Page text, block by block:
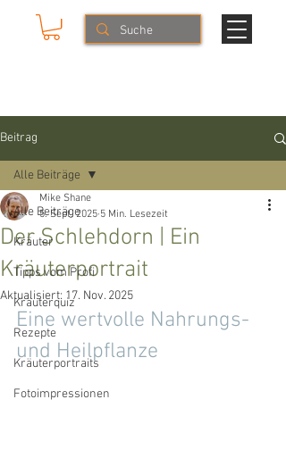
Beitrag
Alle Beiträge
Kräuter
Tipps vom Profi
Kräuterquiz
Rezepte
Kräuterportraits
Fotoimpressionen
Alle Beiträge
Der Schlehdorn | Ein
Kräuterportrait
Mike Shane
5. Sept. 2025 5 Min. Lesezeit
Aktualisiert: 17. Nov. 2025
Eine wertvolle Nahrungs-
und Heilpflanze